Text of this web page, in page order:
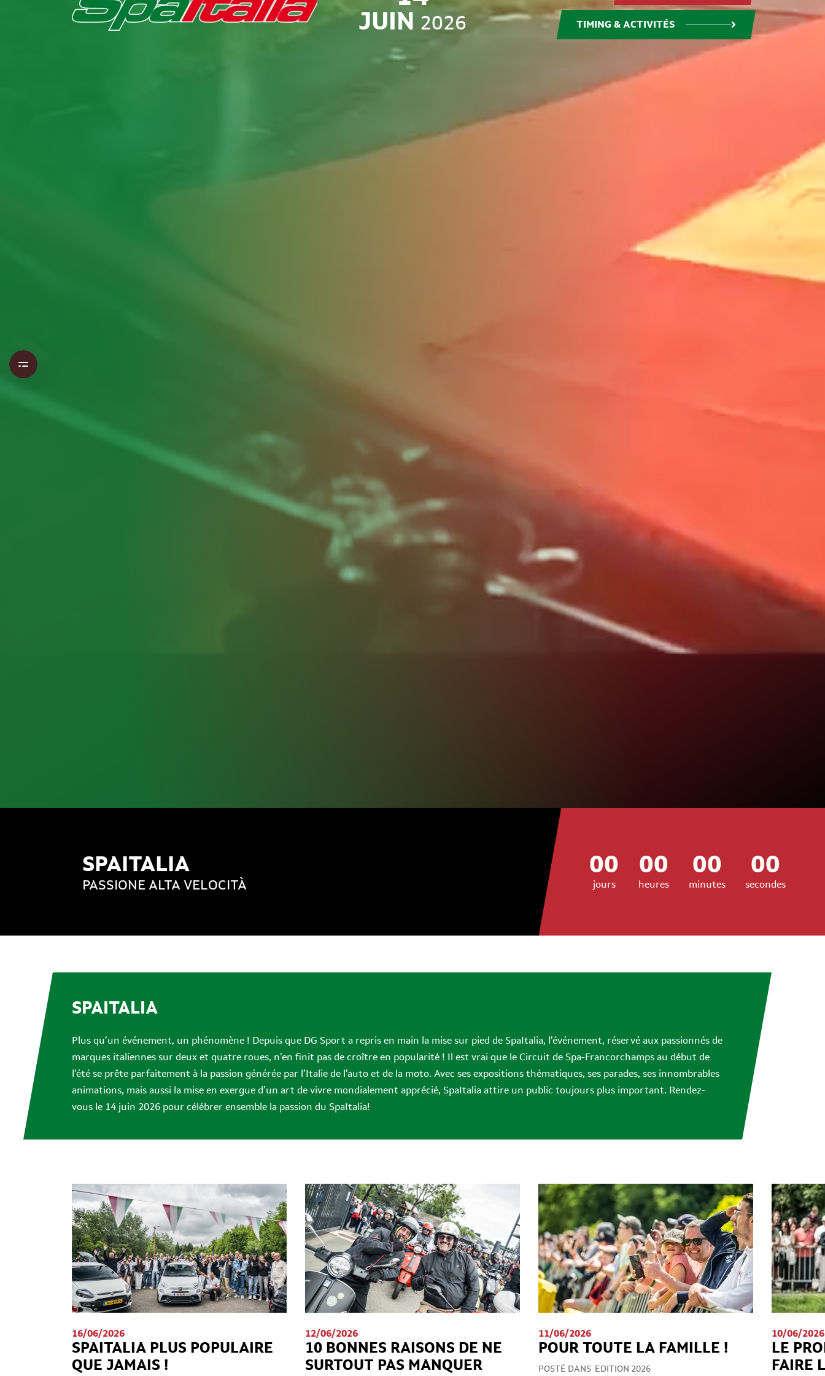
JUIN 2026 TIMING & ACTIVITÉS
SPAITALIA
PASSIONE ALTA VELOCITÀ
00
jours
00
heures
00
minutes
00
secondes
SPAITALIA
Plus qu’un événement, un phénomène ! Depuis que DG Sport a repris en main la mise sur pied de SpaItalia, l’événement, réservé aux passionnés de
marques italiennes sur deux et quatre roues, n’en finit pas de croître en popularité ! Il est vrai que le Circuit de Spa-Francorchamps au début de
l’été se prête parfaitement à la passion générée par l’Italie de l’auto et de la moto. Avec ses expositions thématiques, ses parades, ses innombrables
animations, mais aussi la mise en exergue d’un art de vivre mondialement apprécié, SpaItalia attire un public toujours plus important. Rendez-
vous le 14 juin 2026 pour célébrer ensemble la passion du SpaItalia!
16/06/2026
SPAITALIA PLUS POPULAIRE
QUE JAMAIS !
12/06/2026
10 BONNES RAISONS DE NE
SURTOUT PAS MANQUER
11/06/2026
POUR TOUTE LA FAMILLE !
POSTÉ DANS EDITION 2026
10/06/2026
LE
FAIRE